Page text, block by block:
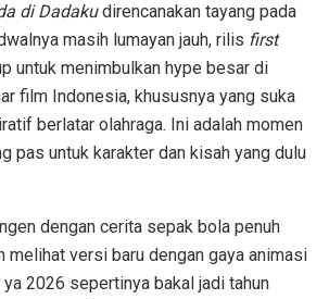
di Dadakudirencanakan tayang pada
masih lumayan jauh, rilis first
untuk menimbulkan hype besar di
film Indonesia, khususnya yang suka
berlatar olahraga. Ini adalah momen
pas untuk karakter dan kisah yang dulu
dengan cerita sepak bola penuh
melihat versi baru dengan gaya animasi
2026 sepertinya bakal jadi tahun